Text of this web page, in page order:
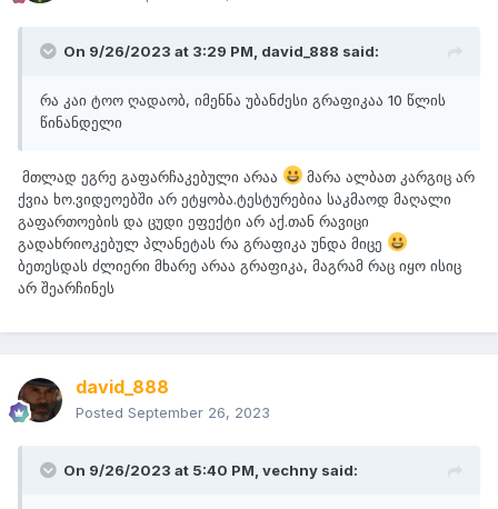
On 9/26/2023 at 3:29 PM, david_888 said:
რა კაი ტოო ღადაობ, იმენნა უბანძესი გრაფიკაა 10 წლის
წინანდელი
მთლად ეგრე გაფარჩაკებული არაა
მარა ალბათ კარგიც არ
ქვია ხო.ვიდეოებში არ ეტყობა.ტესტურებია საკმაოდ მაღალი
გაფართოების და ცუდი ეფექტი არ აქ.თან რავიცი
გადახრიოკებულ პლანეტას რა გრაფიკა უნდა მიცე
ბეთესდას ძლიერი მხარე არაა გრაფიკა, მაგრამ რაც იყო ისიც
არ შეარჩინეს
david_888
Posted September 26, 2023
On 9/26/2023 at 5:40 PM, vechny said: